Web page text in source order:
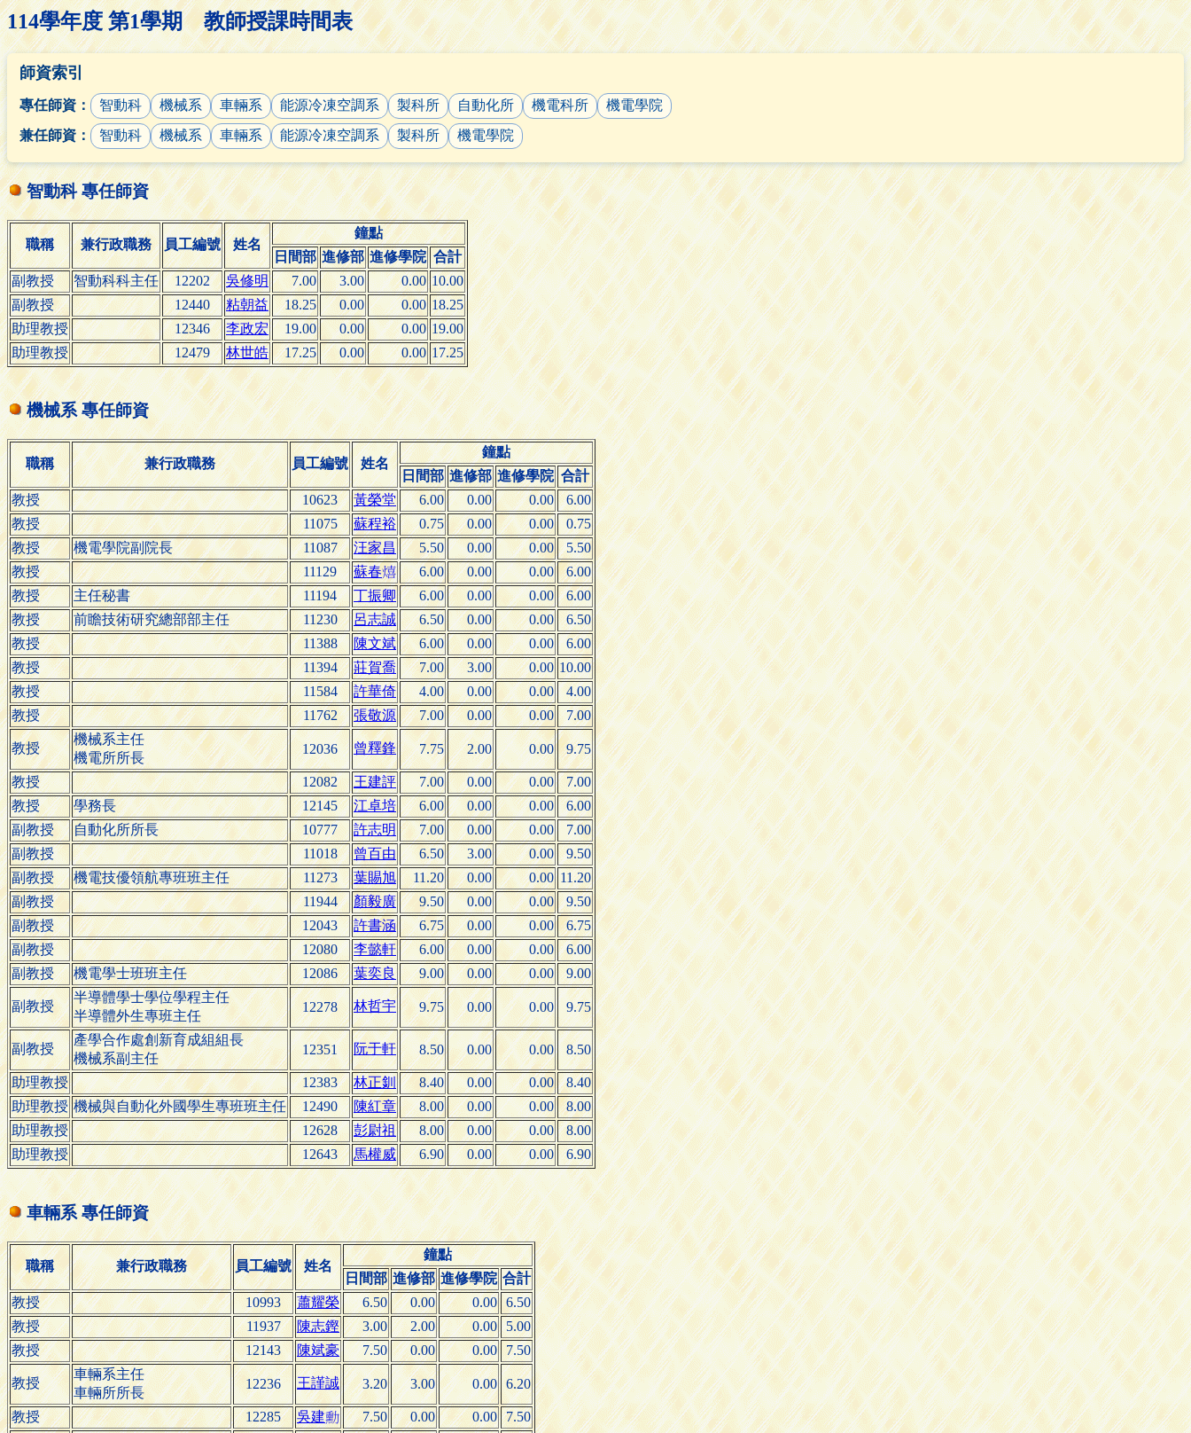
114學年度 第1學期 教師授課時間表
師資索引
專任師資： 智動科 機械系 車輛系 能源冷凍空調系 製科所 自動化所 機電科所
機電學院
兼任師資：
智動科 機械系 車輛系 能源冷凍空調系 製科所 機電學院
智動科 專任師資
職稱 兼行政職務 員工編號 姓名
鐘點
日間部 進修部 進修學院 合計
副教授
智動科科主任 12202 吳修明 7.00 3.00 0.00 10.00
副教授
12440 粘朝益 18.25 0.00 0.00 18.25
助理教授
12346 李政宏 19.00 0.00 0.00 19.00
助理教授
12479 林世皓 17.25 0.00 0.00 17.25
機械系 專任師資
職稱 兼行政職務 員工編號 姓名
鐘點
日間部 進修部 進修學院 合計
教授
10623 黃榮堂 6.00 0.00 0.00
6.00
教授
11075 蘇程裕 0.75 0.00 0.00
0.75
教授
機電學院副院長 11087 汪家昌 5.50 0.00 0.00
5.50
教授
11129 蘇春 6.00 0.00 0.00
6.00
教授
主任秘書 11194 丁振卿 6.00 0.00 0.00
6.00
教授
前瞻技術研究總部部主任 11230 呂志誠 6.50 0.00 0.00
6.50
教授
11388 陳文斌 6.00 0.00 0.00
6.00
教授
11394 莊賀喬 7.00 3.00 0.00 10.00
教授
11584 許華倚 4.00 0.00 0.00
4.00
教授
11762 張敬源 7.00 0.00 0.00 7.00
教授
機械系主任
機電所所長
12036 曾釋鋒 7.75 2.00 0.00 9.75
教授 12082 王建評 7.00 0.00 0.00
7.00
教授
學務長 12145 江卓培 6.00 0.00 0.00
6.00
副教授
自動化所所長 10777 許志明 7.00 0.00 0.00
7.00
副教授
11018 曾百由 6.50 3.00 0.00
9.50
副教授
機電技優領航專班班主任 11273 葉賜旭 11.20 0.00 0.00 11.20
副教授
11944 顏毅廣 9.50 0.00 0.00
9.50
副教授
12043 許書涵 6.75 0.00 0.00
6.75
副教授
12080 李懿軒 6.00 0.00 0.00
6.00
副教授
機電學士班班主任 12086 葉奕良 9.00 0.00 0.00 9.00
副教授
半導體學士學位學程主任
半導體外生專班主任
12278 林哲宇 9.75 0.00 0.00 9.75
副教授
產學合作處創新育成組組長
機械系副主任
12351 阮于軒 8.50 0.00 0.00 8.50
助理教授 12383 林正釧 8.40 0.00 0.00
8.40
助理教授 機械與自動化外國學生專班班主任 12490 陳紅章 8.00 0.00 0.00
8.00
助理教授
12628 彭尉祖 8.00 0.00 0.00
8.00
助理教授
12643 馬權威 6.90 0.00 0.00 6.90
車輛系 專任師資
職稱 兼行政職務 員工編號 姓名
鐘點
日間部 進修部 進修學院 合計
教授
10993 蕭耀榮 6.50 0.00 0.00 6.50
教授
11937 陳志鏗 3.00 2.00 0.00 5.00
教授
12143 陳斌豪 7.50 0.00 0.00 7.50
教授
車輛系主任
車輛所所長
12236 王謹誠 3.20 3.00 0.00 6.20
教授 12285 吳建 7.50 0.00 0.00 7.50